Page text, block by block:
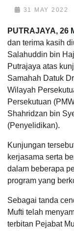
31 MAY 2022
PUTRAJAYA, 26
dan terima kasih
Salahuddin bin
Putrajaya atas
Samahah Datuk
Wilayah
Persekutuan
Shahridzan bin
(Penyelidikan).
Kunjungan
kerjasama serta
dalam beberapa
program yang
Sebagai tanda
Mufti telah
terbitan Pejabat